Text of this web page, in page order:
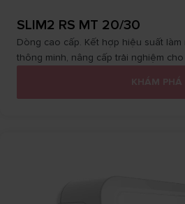
SLIM2 RS MT 20/30
Dòng cao cấp. Kết hợp hiệu suất
thông minh, nâng cấp trải nghiệm
KHÁM PHÁ